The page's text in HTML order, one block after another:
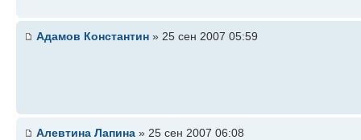
Адамов Константин » 25 сен 2007 05:59
Алевтина Лапина » 25 сен 2007 06:08